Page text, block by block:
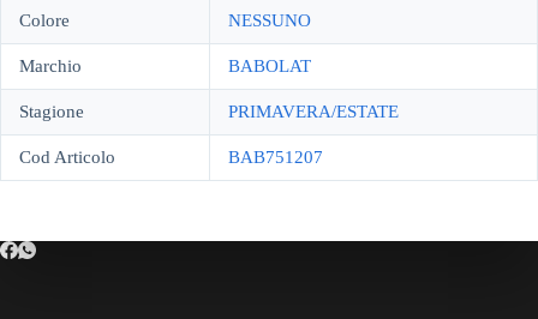
Colore NESSUNO
Marchio BABOLAT
Stagione PRIMAVERA/ESTATE
Cod Articolo BAB751207